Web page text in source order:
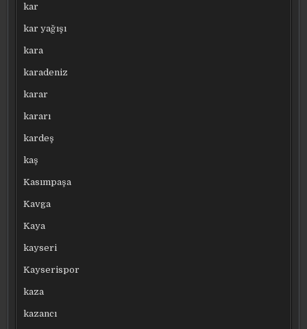
kar
kar yağışı
kara
karadeniz
karar
kararı
kardeş
kaş
Kasımpaşa
Kavga
Kaya
kayseri
Kayserispor
kaza
kazancı